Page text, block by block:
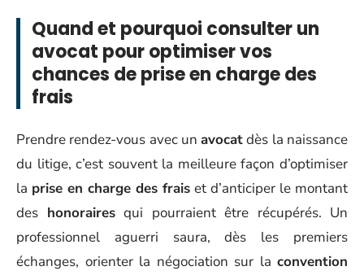
Quand et pourquoi consulter un
avocat pour optimiser vos
chances de prise en charge des
frais
Prendre rendez-vous avec unavocatdès la naissance
du litige, c’est souvent la meilleure façon d’optimiser
la prise en charge des frais et d’anticiper le montant
des honorairesqui pourraient être récupérés. Un
professionnel aguerri saura, dès les premiers
échanges, orienter la négociation sur la convention